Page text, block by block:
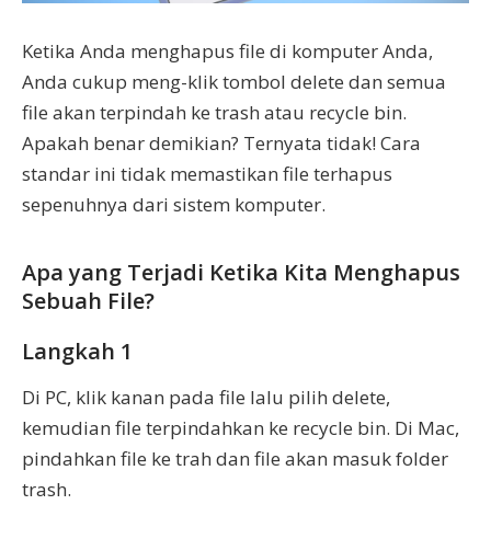
Ketika Anda menghapus file di komputer Anda,
Anda cukup meng-klik tombol delete dan semua
file akan terpindah ke trash atau recycle bin.
Apakah benar demikian? Ternyata tidak! Cara
standar ini tidak memastikan file terhapus
sepenuhnya dari sistem komputer.
Apa yang Terjadi Ketika Kita Menghapus
Sebuah File?
Langkah 1
Di PC, klik kanan pada file lalu pilih delete,
kemudian file terpindahkan ke recycle bin. Di Mac,
pindahkan file ke trah dan file akan masuk folder
trash.